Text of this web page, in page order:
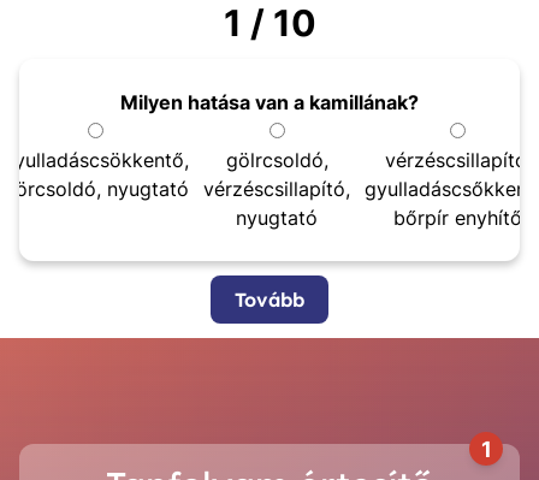
1 / 10
Milyen hatása van a kamillának?
gyulladáscsökkentő,
görcsoldó, nyugtató
gölrcsoldó,
vérzéscsillapító,
nyugtató
vérzéscsillapító,
bőrpír enyhítő
Tovább
1